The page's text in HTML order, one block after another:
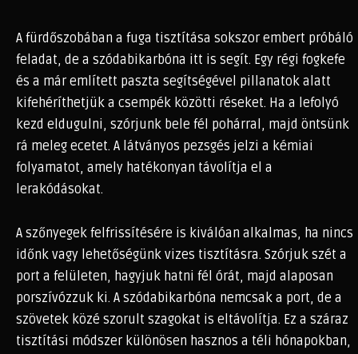
A fürdőszobában a fuga tisztítása sokszor embert próbáló
feladat, de a szódabikarbóna itt is segít. Egy régi fogkefe
és a már említett paszta segítségével pillanatok alatt
kifehéríthetjük a csempék közötti réseket. Ha a lefolyó
kezd eldugulni, szórjunk bele fél pohárral, majd öntsünk
rá meleg ecetet. A látványos pezsgés jelzi a kémiai
folyamatot, amely hatékonyan távolítja el a
lerakódásokat.
A szőnyegek felfrissítésére is kiválóan alkalmas, ha nincs
időnk vagy lehetőségünk vizes tisztításra. Szórjuk szét a
port a felületen, hagyjuk hatni fél órát, majd alaposan
porszívózzuk ki. A szódabikarbóna nemcsak a port, de a
szövetek közé szorult szagokat is eltávolítja. Ez a száraz
tisztítási módszer különösen hasznos a téli hónapokban,